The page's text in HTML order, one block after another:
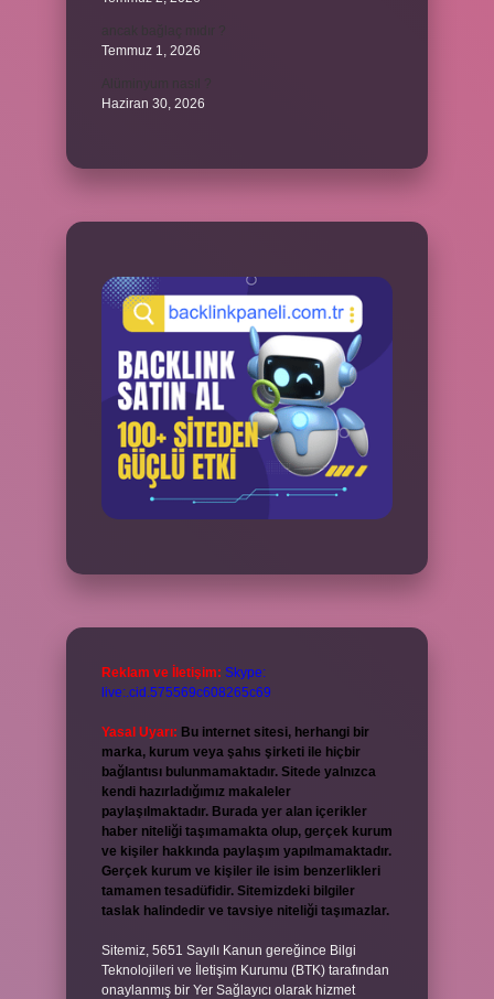
Temmuz 1, 2026
Haziran 30, 2026
Reklam ve İletişim: Skype:
live:.cid.575569c608265c69
Yasal Uyarı: Bu internet sitesi, herhangi bir
marka, kurum veya şahıs şirketi ile hiçbir
bağlantısı bulunmamaktadır. Sitede yalnızca
kendi hazırladığımız makaleler
paylaşılmaktadır. Burada yer alan içerikler
haber niteliği taşımamakta olup, gerçek kurum
ve kişiler hakkında paylaşım yapılmamaktadır.
Gerçek kurum ve kişiler ile isim benzerlikleri
tamamen tesadüfidir. Sitemizdeki bilgiler
taslak halindedir ve tavsiye niteliği taşımazlar.
Sitemiz, 5651 Sayılı Kanun gereğince Bilgi
Teknolojileri ve İletişim Kurumu (BTK) tarafından
onaylanmış bir Yer Sağlayıcı olarak hizmet